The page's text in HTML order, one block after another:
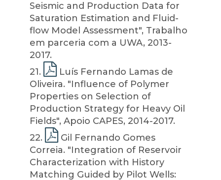
Seismic and Production Data for
Saturation Estimation and Fluid-
flow Model Assessment", Trabalho
em parceria com a UWA, 2013-
2017.
21.
Luís Fernando Lamas de
Oliveira. "Influence of Polymer
Properties on Selection of
Production Strategy for Heavy Oil
Fields", Apoio CAPES, 2014-2017.
22.
Gil Fernando Gomes
Correia. "Integration of Reservoir
Characterization with History
Matching Guided by Pilot Wells: